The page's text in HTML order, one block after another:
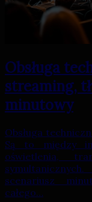
Obsługa
streaming,
minutowy
Obsługa
Są to między
oświetlenia,
scenariusz
całego…